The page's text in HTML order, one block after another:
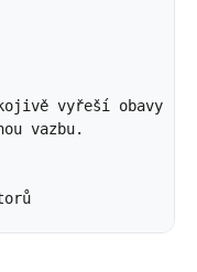
vyřeší obavy
vazbu.